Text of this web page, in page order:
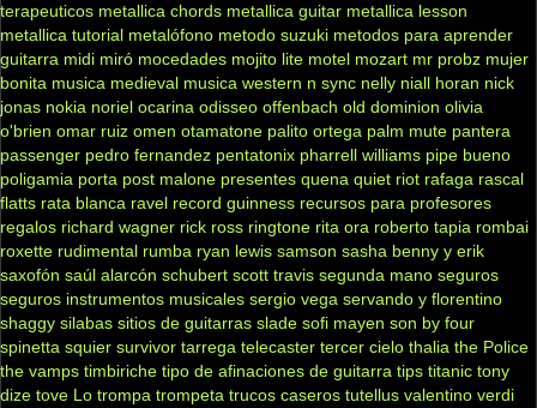
terapeuticos metallica chords metallica guitar metallica lesson
metallica tutorial metalófono metodo suzuki metodos para aprender
guitarra midi miró mocedades mojito lite motel mozart mr probz mujer
bonita musica medieval musica western n sync nelly niall horan nick
jonas nokia noriel ocarina odisseo offenbach old dominion olivia
o'brien omar ruiz omen otamatone palito ortega palm mute pantera
passenger pedro fernandez pentatonix pharrell williams pipe bueno
poligamia porta post malone presentes quena quiet riot rafaga rascal
flatts rata blanca ravel record guinness recursos para profesores
regalos richard wagner rick ross ringtone rita ora roberto tapia rombai
roxette rudimental rumba ryan lewis samson sasha benny y erik
saxofón saúl alarcón schubert scott travis segunda mano seguros
seguros instrumentos musicales sergio vega servando y florentino
shaggy silabas sitios de guitarras slade sofi mayen son by four
spinetta squier survivor tarrega telecaster tercer cielo thalia the Police
the vamps timbiriche tipo de afinaciones de guitarra tips titanic tony
dize tove Lo trompa trompeta trucos caseros tutellus valentino verdi